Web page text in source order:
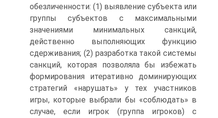
обезличенности: (1) выявление субъекта или
группы субъектов с максимальными
значениями минимальных санкций,
действенно выполняющих функцию
сдерживания; (2) разработка такой системы
санкций, которая позволяла бы избежать
формирования итеративно доминирующих
стратегий «нарушать» у тех участников
игры, которые выбрали бы «соблюдать» в
случае, если игрок (группа игроков) с